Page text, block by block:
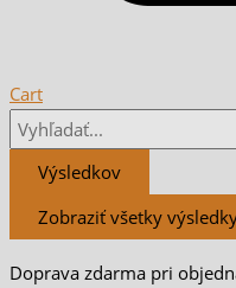
Cart
Výsledkov
Zobraziť všetky
Doprava zdarma pri